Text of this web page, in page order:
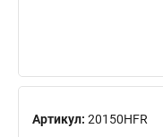
Артикул: 20150HFR